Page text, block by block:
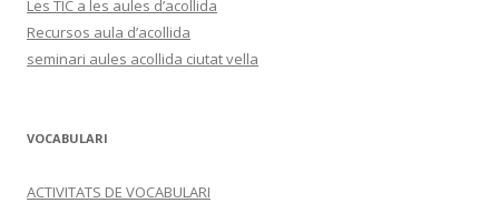
Les TIC a les aules d’acollida
Recursos aula d’acollida
seminari aules acollida ciutat vella
VOCABULARI
ACTIVITATS DE VOCABULARI